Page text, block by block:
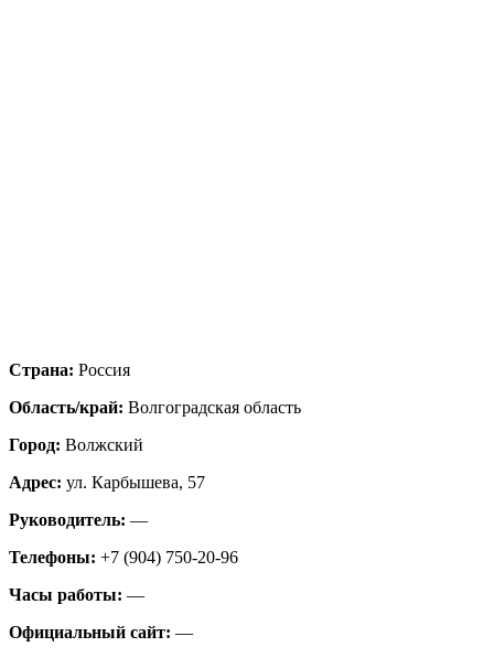
Страна: Россия
Область/край: Волгоградская область
Город: Волжский
Адрес: ул. Карбышева, 57
Руководитель: —
Телефоны: +7 (904) 750-20-96
Часы работы: —
Официальный сайт: —